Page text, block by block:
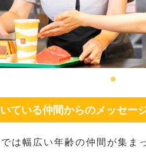
ている仲間からのメッセー
は幅広い年齢の仲間が集ま